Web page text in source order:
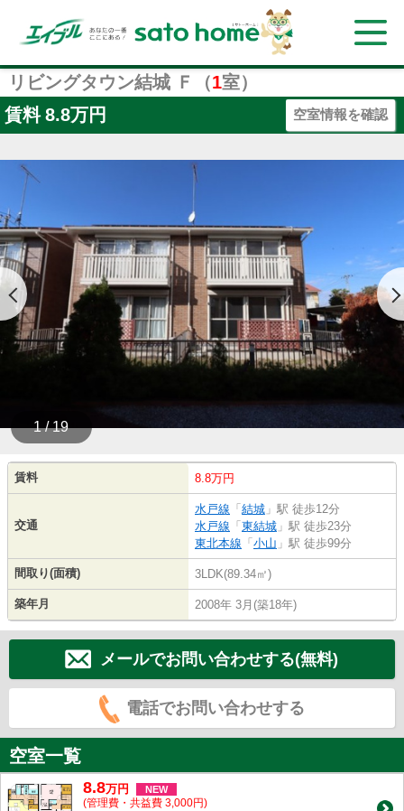
リビングタウン結城 Ｆ（1室）
賃料 8.8万円 空室情報を確認
1 / 19
賃料 8.8万円
交通
水戸線 「 結城 」駅 徒歩12分
水戸線 「 東結城 」駅 徒歩23分
東北本線 「 小山 」駅 徒歩99分
間取り(面積) 3LDK(89.34㎡)
築年月 2008年 3月(築18年)
メールでお問い合わせする(無料)
電話でお問い合わせする
空室一覧
8.8万円 NEW
(管理費・共益費 3,000円)